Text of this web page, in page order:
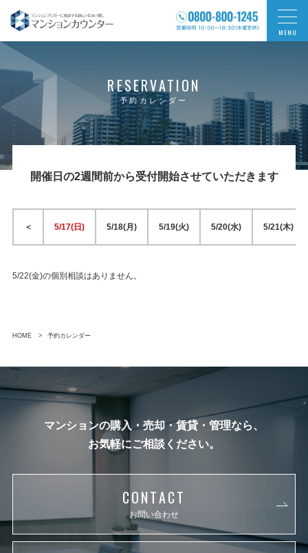
MENU
RESERVATION
予約カレンダー
開催日の2週間前から受付開始させていただきます
＜ 5/17(日) 5/18(月) 5/19(火) 5/20(水) 5/21(木)
5/22(金)の個別相談はありません。
HOME 予約カレンダー
マンションの購入・売却・賃貸・管理なら、
お気軽にご相談ください。
CONTACT
お問い合わせ